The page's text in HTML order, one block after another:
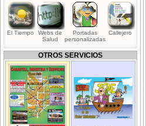
El Tiempo
Webs de
Salud
Portadas
personalizadas
Callejero
OTROS SERVICIOS